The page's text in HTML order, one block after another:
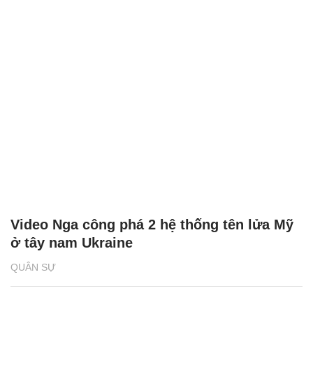
QUÂN SỰ
Video Nga công phá 2 hệ thống tên lửa Mỹ
ở tây nam Ukraine